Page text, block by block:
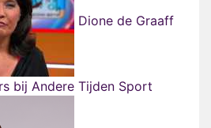
Dione de Graaff
bij Andere Tijden Sport